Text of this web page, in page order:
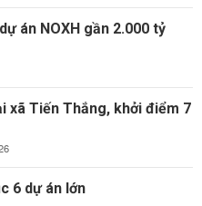
án NOXH gần 2.000 tỷ
xã Tiến Thắng, khởi điểm 7
6 dự án lớn